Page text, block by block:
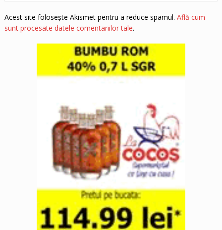
Acest site folosește Akismet pentru a reduce spamul. Află cum
sunt procesate datele comentariilor tale.